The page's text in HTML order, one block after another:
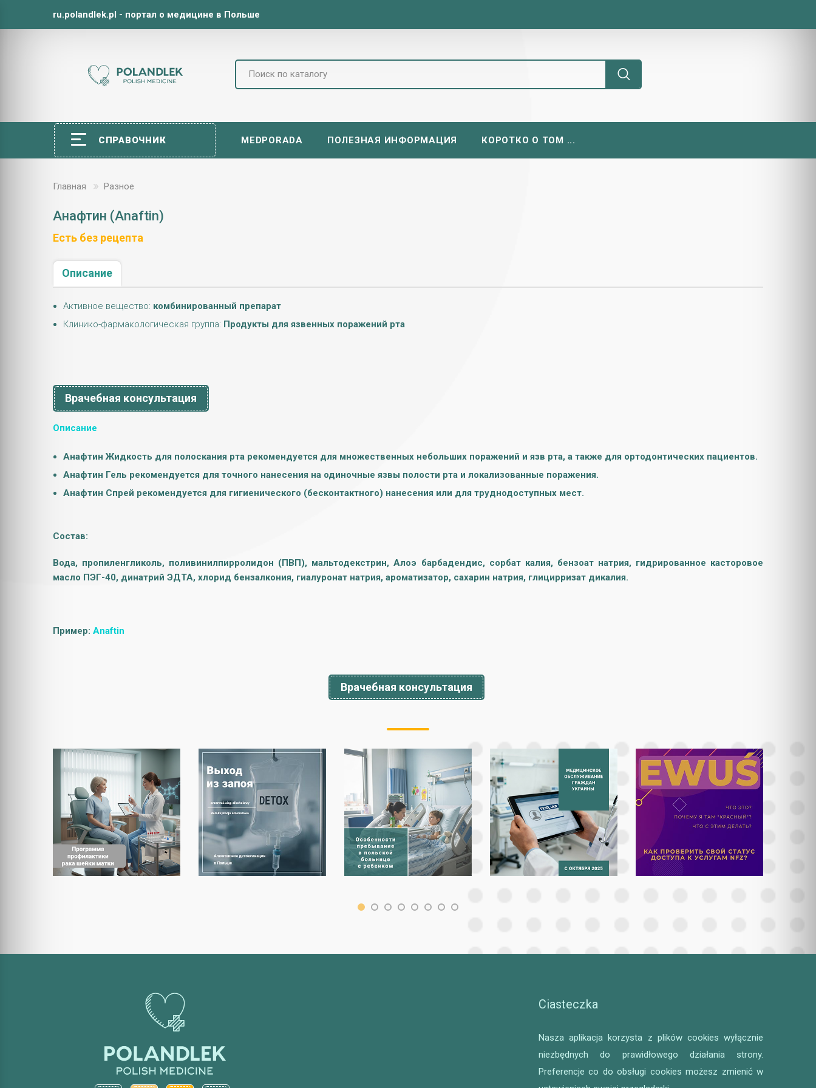
ru.polandlek.pl - портал о медицине в Польше
СПРАВОЧНИК MEDPORADA ПОЛЕЗНАЯ ИНФОРМАЦИЯ КОРОТКО О ТОМ ...
Главная Разноe
Анафтин (Anaftin)
Есть без рецепта
Описание
Активное вещество: комбинированный препарат
Клинико-фармакологическая группа: Продукты для язвенных поражений рта
Врачебная консультация
Описание
Анафтин Жидкость для полоскания рта рекомендуется для множественных небольших поражений и язв рта, а также для ортодонтических пациентов.
Анафтин Гель рекомендуется для точного нанесения на одиночные язвы полости рта и локализованные поражения.
Анафтин Спрей рекомендуется для гигиенического (бесконтактного) нанесения или для труднодоступных мест.
Состав:
Вода, пропиленгликоль, поливинилпирролидон (ПВП), мальтодекстрин, Алоэ барбадендис, сорбат калия, бензоат натрия, гидрированное касторовое
масло ПЭГ-40, динатрий ЭДТА, хлорид бензалкония, гиалуронат натрия, ароматизатор, сахарин натрия, глицирризат дикалия.
Пример: Anaftin
Врачебная консультация
Ciasteczka
Nasza aplikacja korzysta z plików cookies wyłącznie
niezbędnych do prawidłowego działania strony.
Preferencje co do obsługi cookies możesz zmienić w